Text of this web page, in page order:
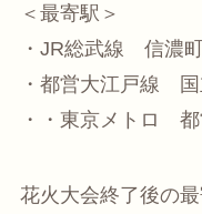
＜最寄駅＞
・JR総武線 信濃
・都営大江戸線 国
・・東京メトロ
花火大会終了後の